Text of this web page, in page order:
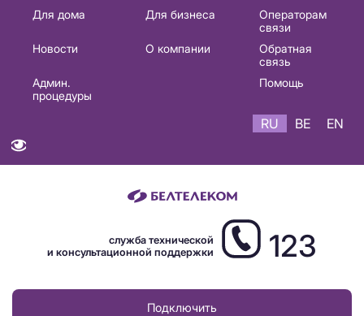
Основная
навигация
Для дома Для бизнеса
Операторам
связи
Новости
О компании
Обратная
связь
Админ.
процедуры
Помощь
RU BE EN
служба технической
и консультационной поддержки
123
Подключить